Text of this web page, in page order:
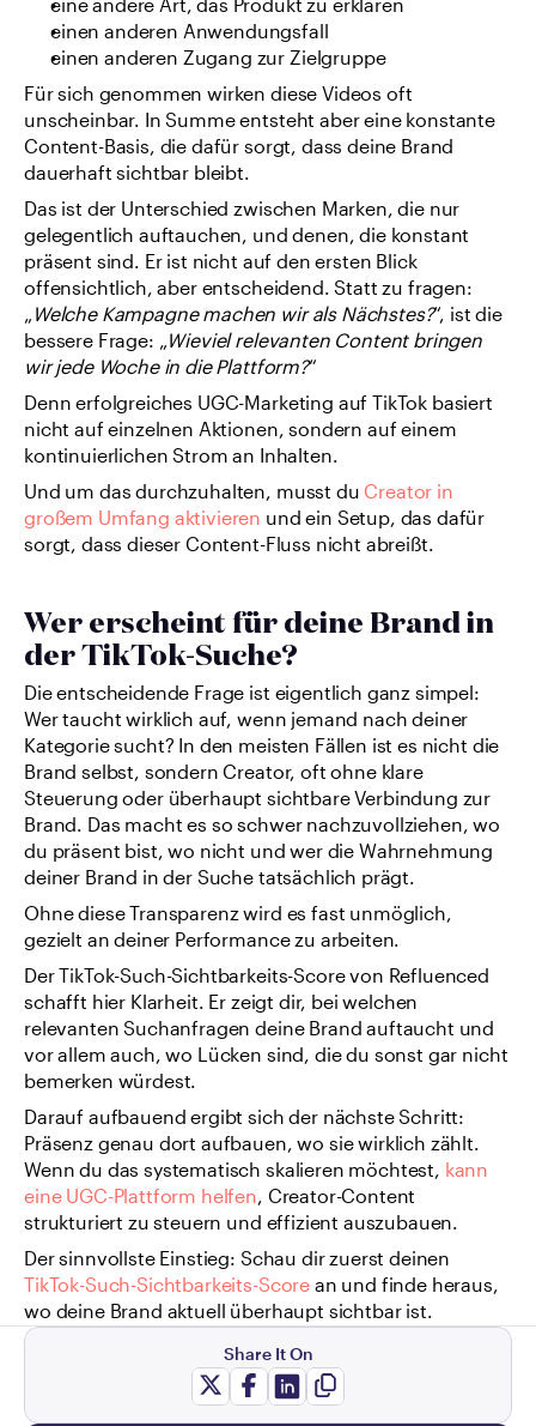
eine andere Art, das Produkt zu erklären
einen anderen Anwendungsfall
einen anderen Zugang zur Zielgruppe
Für sich genommen wirken diese Videos oft
unscheinbar. In Summe entsteht aber eine konstante
Content-Basis, die dafür sorgt, dass deine Brand
dauerhaft sichtbar bleibt.
Das ist der Unterschied zwischen Marken, die nur
gelegentlich auftauchen, und denen, die konstant
präsent sind. Er ist nicht auf den ersten Blick
offensichtlich, aber entscheidend. Statt zu fragen:
„ Welche Kampagne machen wir als Nächstes?“, ist die
bessere Frage: „ Wieviel relevanten Content bringen
wir jede Woche in die Plattform?“
Denn erfolgreiches UGC-Marketing auf TikTok basiert
nicht auf einzelnen Aktionen, sondern auf einem
kontinuierlichen Strom an Inhalten.
Und um das durchzuhalten, musst du Creator in
großem Umfang aktivieren und ein Setup, das dafür
sorgt, dass dieser Content-Fluss nicht abreißt.
Wer erscheint für deine Brand in
der TikTok-Suche?
Die entscheidende Frage ist eigentlich ganz simpel:
Wer taucht wirklich auf, wenn jemand nach deiner
Kategorie sucht? In den meisten Fällen ist es nicht die
Brand selbst, sondern Creator, oft ohne klare
Steuerung oder überhaupt sichtbare Verbindung zur
Brand. Das macht es so schwer nachzuvollziehen, wo
du präsent bist, wo nicht und wer die Wahrnehmung
deiner Brand in der Suche tatsächlich prägt.
Ohne diese Transparenz wird es fast unmöglich,
gezielt an deiner Performance zu arbeiten.
Der TikTok-Such-Sichtbarkeits-Score von Refluenced
schafft hier Klarheit. Er zeigt dir, bei welchen
relevanten Suchanfragen deine Brand auftaucht und
vor allem auch, wo Lücken sind, die du sonst gar nicht
bemerken würdest.
Darauf aufbauend ergibt sich der nächste Schritt:
Präsenz genau dort aufbauen, wo sie wirklich zählt.
Wenn du das systematisch skalieren möchtest, kann
eine UGC-Plattform helfen, Creator-Content
strukturiert zu steuern und effizient auszubauen.
TikTok-Such-Sichtbarkeits-Score an und finde heraus,
wo deine Brand aktuell überhaupt sichtbar ist.
Share It On